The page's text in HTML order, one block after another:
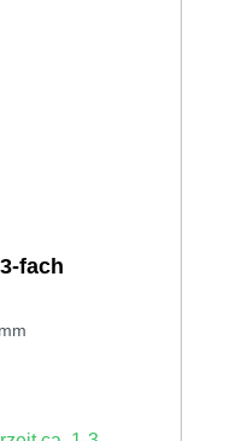
fach